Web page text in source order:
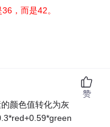
，而是42。
颜色值转化为灰
赞